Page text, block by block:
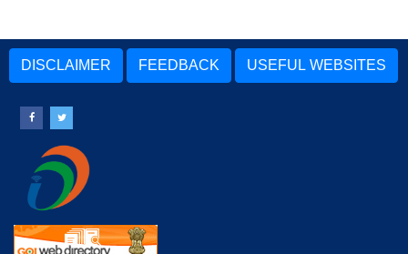
DISCLAIMER FEEDBACK USEFUL WEBSITES